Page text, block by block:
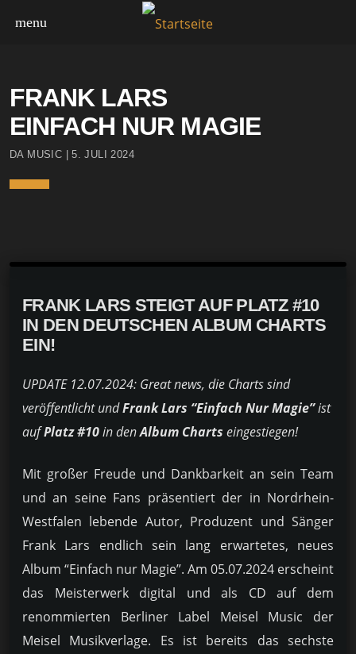
menu
FRANK LARS
EINFACH NUR MAGIE
DA MUSIC | 5. JULI 2024
FRANK LARS STEIGT AUF PLATZ #10
IN DEN DEUTSCHEN ALBUM CHARTS
EIN!
UPDATE 12.07.2024: Great news, die Charts sind
veröffentlicht undFrank Lars “Einfach Nur Magie”ist
aufPlatz #10in denAlbum Charts eingestiegen!
Mit großer Freude und Dankbarkeit an sein Team
und an seine Fans präsentiert der in Nordrhein-
Westfalen lebende Autor, Produzent und Sänger
Frank Lars endlich sein lang erwartetes, neues
Album “Einfach nur Magie”. Am 05.07.2024 erscheint
das Meisterwerk digital und als CD auf dem
renommierten Berliner Label Meisel Music der
Meisel Musikverlage. Es ist bereits das sechste